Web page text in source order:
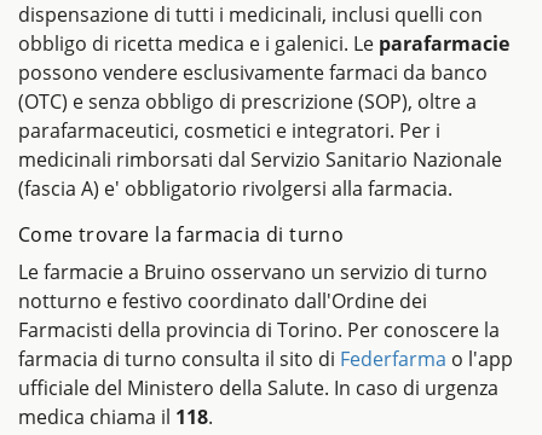
dispensazione di tutti i medicinali, inclusi quelli con
obbligo di ricetta medica e i galenici. Le parafarmacie
possono vendere esclusivamente farmaci da banco
(OTC) e senza obbligo di prescrizione (SOP), oltre a
parafarmaceutici, cosmetici e integratori. Per i
medicinali rimborsati dal Servizio Sanitario Nazionale
(fascia A) e' obbligatorio rivolgersi alla farmacia.
Come trovare la farmacia di turno
Le farmacie a Bruino osservano un servizio di turno
notturno e festivo coordinato dall'Ordine dei
Farmacisti della provincia di Torino. Per conoscere la
farmacia di turno consulta il sito di Federfarma o l'app
ufficiale del Ministero della Salute. In caso di urgenza
medica chiama il 118.